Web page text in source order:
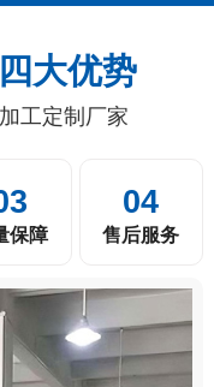
大优势
工定制厂家
保障
04
售后服务